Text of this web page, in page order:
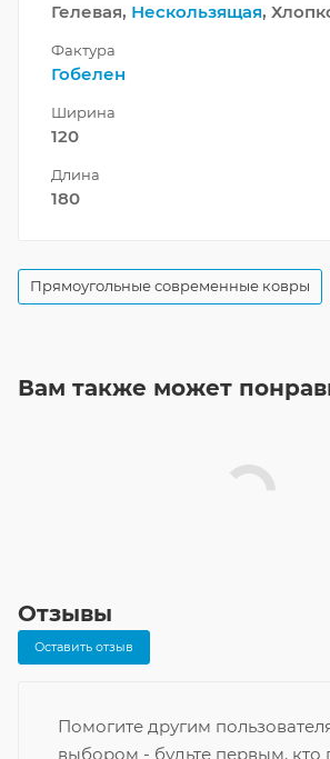
Гелевая, Нескользящая,
Фактура
Гобелен
Ширина
120
Длина
180
Прямоугольные современные ковры
Вам также может
Отзывы
Оставить отзыв
Помогите другим
выбором - будьте первым, кто